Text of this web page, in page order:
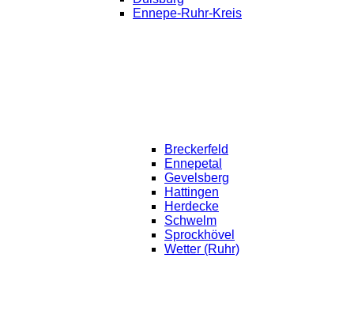
Ennepe-Ruhr-Kreis
Breckerfeld
Ennepetal
Gevelsberg
Hattingen
Herdecke
Schwelm
Sprockhövel
Wetter (Ruhr)